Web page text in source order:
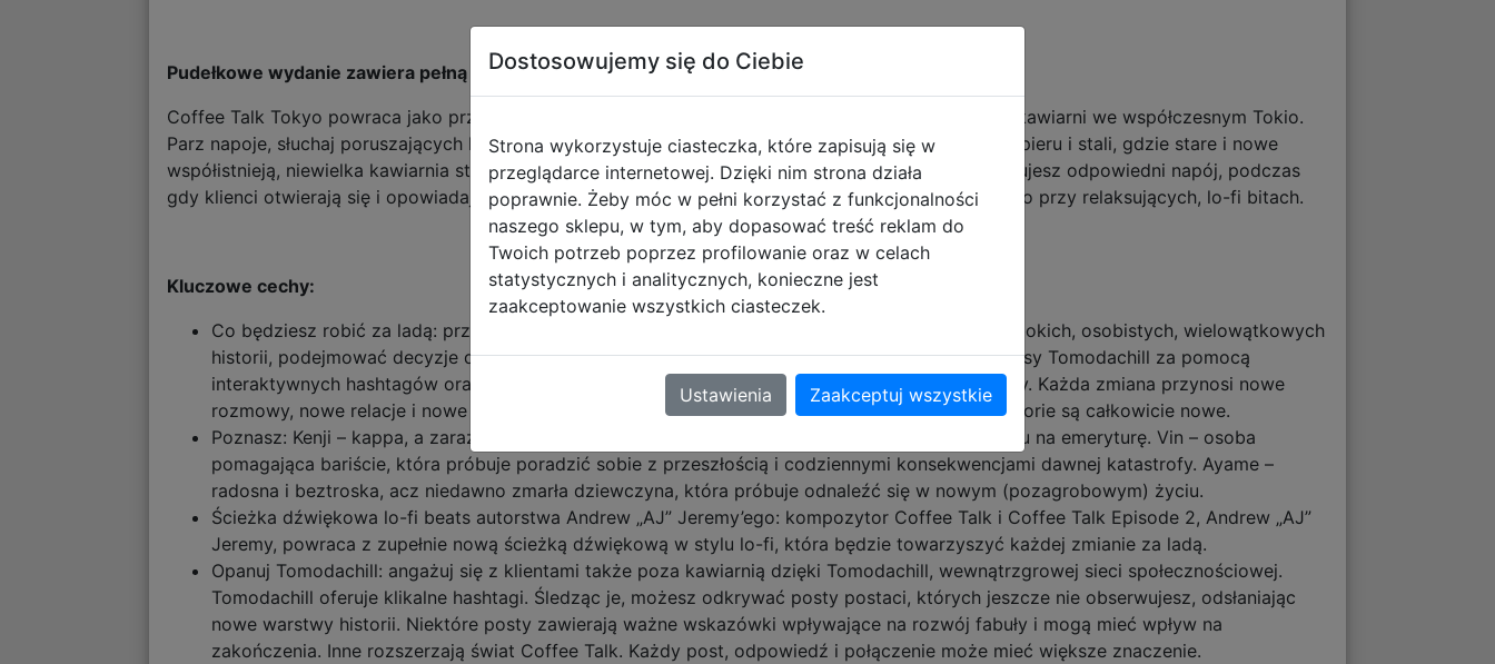
Pudełkowe wydanie zawiera pełną wersję gry na kartridżu oraz wyjątkowy plakat!
Coffee Talk Tokyo powraca jako przytulna, oparta na narracji powieść wizualna osadzona w nocnej kawiarni we współczesnym Tokio.
Parz napoje, słuchaj poruszających historii i kształtuj życie zarówno ludzi, jak i yōkai. W mieście z papieru i stali, gdzie stare i nowe
współistnieją, niewielka kawiarnia staje się schronieniem przed dusznym letnim upałem. Za ladą serwujesz odpowiedni napój, podczas
gdy klienci otwierają się i opowiadają o miłości, stracie, tożsamości i drugich szansach — wszystko to przy relaksujących, lo-fi bitach.
Kluczowe cechy:
Co będziesz robić za ladą: przygotowywać gorące i zimne napoje dla ludzi i yōkai, słuchać głębokich, osobistych, wielowątkowych
historii, podejmować decyzje dialogowe wpływające na losy postaci, odblokowywać ukryte wpisy Tomodachill za pomocą
interaktywnych hashtagów oraz odkrywać wiele zakończeń kształtowanych przez twoje wybory. Każda zmiana przynosi nowe
rozmowy, nowe relacje i nowe możliwości. Choć atmosfera wydaje się znajoma, klienci i ich historie są całkowicie nowe.
Poznasz: Kenji – kappa, a zarazem były pracownik biurowy, który szuka sensu i celu po przejściu na emeryturę. Vin – osoba
pomagająca bariście, która próbuje poradzić sobie z przeszłością i codziennymi konsekwencjami dawnej katastrofy. Ayame –
radosna i beztroska, acz niedawno zmarła dziewczyna, która próbuje odnaleźć się w nowym (pozagrobowym) życiu.
Ścieżka dźwiękowa lo-fi beats autorstwa Andrew „AJ” Jeremy’ego: kompozytor Coffee Talk i Coffee Talk Episode 2, Andrew „AJ”
Jeremy, powraca z zupełnie nową ścieżką dźwiękową w stylu lo-fi, która będzie towarzyszyć każdej zmianie za ladą.
Opanuj Tomodachill: angażuj się z klientami także poza kawiarnią dzięki Tomodachill, wewnątrzgrowej sieci społecznościowej.
Tomodachill oferuje klikalne hashtagi. Śledząc je, możesz odkrywać posty postaci, których jeszcze nie obserwujesz, odsłaniając
nowe warstwy historii. Niektóre posty zawierają ważne wskazówki wpływające na rozwój fabuły i mogą mieć wpływ na
zakończenia. Inne rozszerzają świat Coffee Talk. Każdy post, odpowiedź i połączenie może mieć większe znaczenie.
Dostosowujemy się do Ciebie
Strona wykorzystuje ciasteczka, które zapisują się w
przeglądarce internetowej. Dzięki nim strona działa
poprawnie. Żeby móc w pełni korzystać z funkcjonalności
naszego sklepu, w tym, aby dopasować treść reklam do
Twoich potrzeb poprzez profilowanie oraz w celach
statystycznych i analitycznych, konieczne jest
zaakceptowanie wszystkich ciasteczek.
Ustawienia Zaakceptuj wszystkie